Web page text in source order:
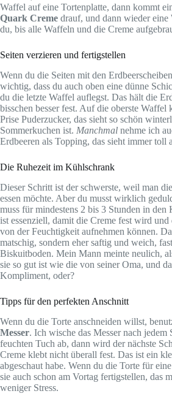
Waffel auf eine Tortenplatte, dann kommt
Quark Creme drauf, und dann wieder
du, bis alle Waffeln und die Creme
Seiten verzieren und fertigstellen
Wenn du die Seiten mit den
wichtig, dass du auch oben eine dünne
du die letzte Waffel auflegst. Das hält die
bisschen besser fest. Auf die oberste Waffel
Prise Puderzucker, das sieht so schön
Sommerkuchen ist. Manchmal nehme ich
Erdbeeren als Topping, das sieht immer toll
Die Ruhezeit im Kühlschrank
Dieser Schritt ist der schwerste, weil man
essen möchte. Aber du musst wirklich
muss für mindestens 2 bis 3 Stunden in
ist essenziell, damit die Creme fest wird
von der Feuchtigkeit aufnehmen können.
matschig, sondern eher saftig und weich,
Biskuitboden. Mein Mann meinte neulich,
sie so gut ist wie die von seiner Oma, und
Kompliment, oder?
Tipps für den perfekten Anschnitt
Wenn du die Torte anschneiden willst,
Messer. Ich wische das Messer nach
feuchten Tuch ab, dann wird der nächste
Creme klebt nicht überall fest. Das ist ein
abgeschaut habe. Wenn du die Torte für
sie auch schon am Vortag fertigstellen, das
weniger Stress.